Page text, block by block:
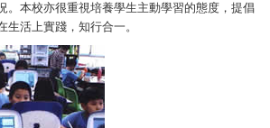
。本校亦很重視培養學生主動學習的態度，提倡
活上實踐，知行合一。